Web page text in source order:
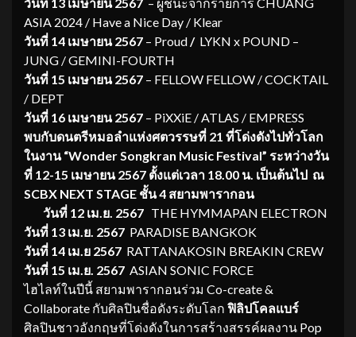
ASIA 2024 / Have a Nice Day / Klear
วันที่ 14 เมษายน 2567 – Proud / LYKN x POUND –
JUNG / GEMINI-FOURTH
วันที่ 15 เมษายน 2567 – FELLOW FELLOW / COCKTAIL
/ DEPT
วันที่ 16 เมษายน 2567 – PiXXiE / ATLAS / EMPRESS
พบกับดนตรีหมอลำแห่งศตวรรษที่ 21 ที่โด่งดังไปทั่วโลก
ในงาน “Wonder Songkran Music Festival” ระหว่างวัน
ที่ 12-15 เมษายน 2567 ตั้งแต่เวลา 18.00 น. เป็นต้นไป ณ
SCBX NEXT STAGE ชั้น 4 สยามพารากอน
วันที่ 12 เม.ย. 2567 THE HYMMAPAN ELECTRON
วันที่ 13 เม.ย. 2567 PARADISE BANGKOK
วันที่ 14 เม.ย 2567 RATTANAKOSIN BREAKIN CREW
วันที่ 15 เม.ย. 2567 ASIAN SONIC FORCE
ไฮไลท์ในปีนี้ สยามพารากอนร่วม Co-create &
Collaborate กับศิลปินชื่อดังระดับโลก ฟิลิปโคลแบร์
ศิลปินชาวอังกฤษที่โด่งดังในการสร้างสรรค์ผลงาน Pop